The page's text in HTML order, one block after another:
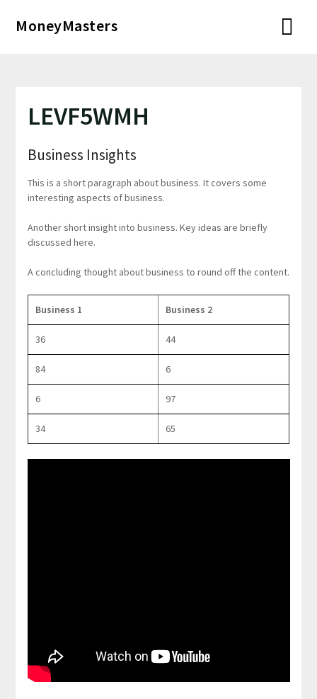
MoneyMasters
LEVF5WMH
Business Insights
This is a short paragraph about business. It covers some
interesting aspects of business.
Another short insight into business. Key ideas are briefly
discussed here.
A concluding thought about business to round off the content.
Business 1 Business 2
36 44
84 6
6 97
34 65